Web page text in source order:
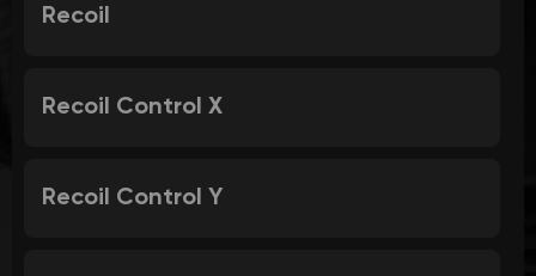
Recoil
Recoil Control X
Recoil Control Y